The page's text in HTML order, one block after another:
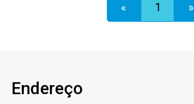
« 1 »
Endereço